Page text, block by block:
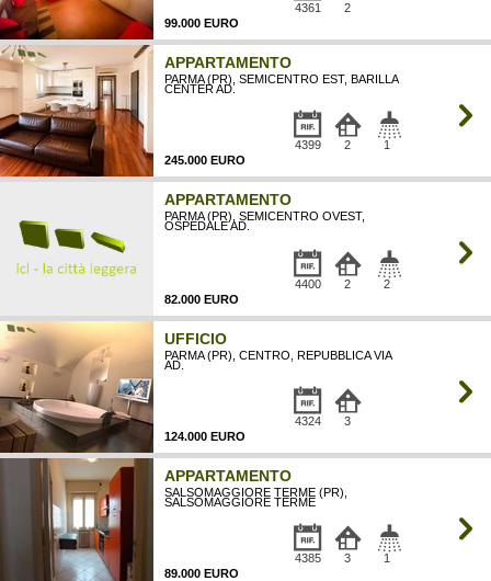
99.000 EURO
4361 2
APPARTAMENTO
PARMA (PR), SEMICENTRO EST, BARILLA
CENTER AD.
245.000 EURO
4399 2 1
APPARTAMENTO
PARMA (PR), SEMICENTRO OVEST,
OSPEDALE AD.
82.000 EURO
4400 2 2
UFFICIO
PARMA (PR), CENTRO, REPUBBLICA VIA
AD.
124.000 EURO
4324 3
APPARTAMENTO
SALSOMAGGIORE TERME (PR),
SALSOMAGGIORE TERME
89.000 EURO
4385 3 1